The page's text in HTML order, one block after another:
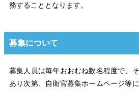
務することとなります。
募集について
募集人員は毎年おおむね数名程度で、
あり次第、自衛官募集ホームページ等